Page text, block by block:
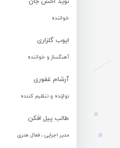
خواننده
ایوب گلزاری
آهنگساز و خواننده
آرشام غفوری
نوازنده و تنظیم کننده
طالب پیل افکن
مدیر اجرایی ، فعال هنری